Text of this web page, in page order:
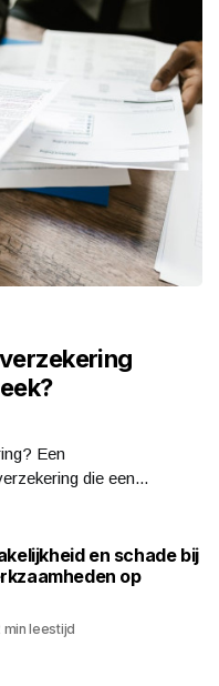
Een
die een...
en schade bij
op
min leestijd